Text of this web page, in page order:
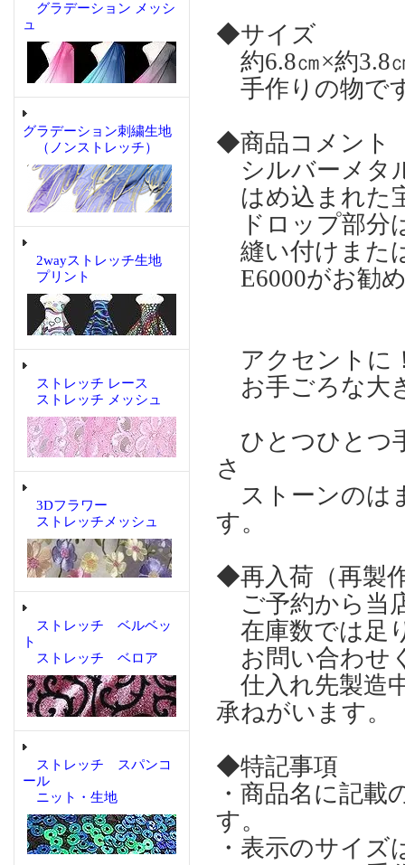
グラデーション メッシ
ュ
グラデーション刺繍生地
（ノンストレッチ）
2wayストレッチ生地
プリント
ストレッチ レース
ストレッチ メッシュ
3Dフラワー
ストレッチメッシュ
ストレッチ ベルベッ
ト
ストレッチ ベロア
ストレッチ スパンコ
ール
ニット・生地
◆サイズ
約6.8㎝×約3.8
手作りの物で
◆商品コメント
シルバーメタ
はめ込まれた
ドロップ部分
縫い付けまた
E6000がお勧
アクセントに
お手ごろな大
ひとつひとつ
さ
ストーンのは
す。
◆再入荷（再
ご予約から当
在庫数では足
お問い合わせ
仕入れ先製造
承ねがいます。
◆特記事項
・商品名に記
す。
・表示のサイ